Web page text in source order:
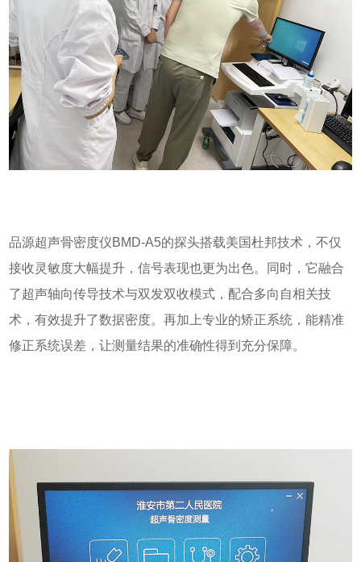
品源超声骨密度仪BMD-A5的探头搭载美国杜邦技术，不仅
接收灵敏度大幅提升，信号表现也更为出色。同时，它融合
了超声轴向传导技术与双发双收模式，配合多向自相关技
术，有效提升了数据密度。再加上专业的矫正系统，能精准
修正系统误差，让测量结果的准确性得到充分保障。